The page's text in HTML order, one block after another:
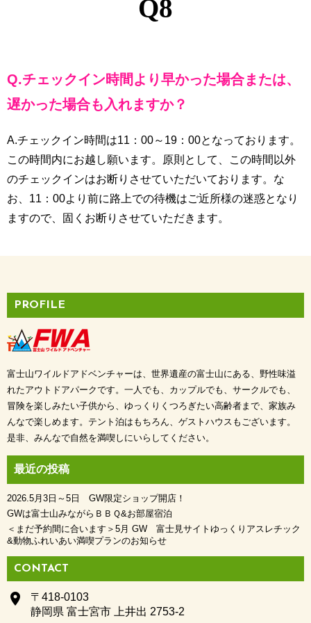
Q8
Q.チェックイン時間より早かった場合または、
遅かった場合も入れますか？
A.チェックイン時間は11：00～19：00となっております。
この時間内にお越し願います。原則として、この時間以外
のチェックインはお断りさせていただいております。な
お、11：00より前に路上での待機はご近所様の迷惑となり
ますので、固くお断りさせていただきます。
PROFILE
富士山ワイルドアドベンチャーは、世界遺産の富士山にある、野性味溢
れたアウトドアパークです。一人でも、カップルでも、サークルでも、
冒険を楽しみたい子供から、ゆっくりくつろぎたい高齢者まで、家族み
んなで楽しめます。テント泊はもちろん、ゲストハウスもございます。
是非、みんなで自然を満喫しにいらしてください。
最近の投稿
2026.5月3日～5日 GW限定ショップ開店！
GWは富士山みながらＢＢＱ&お部屋宿泊
＜まだ予約間に合います＞5月 GW 富士見サイトゆっくりアスレチック
&動物ふれいあい満喫プランのお知らせ
CONTACT
place
〒418-0103
静岡県 富士宮市 上井出 2753-2